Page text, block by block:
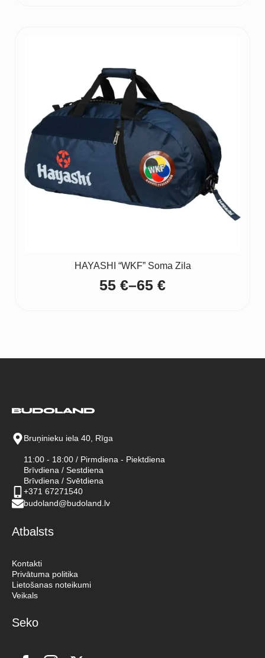
HAYASHI “WKF” Soma Zila
55 €–65 €
Price
65 €
Bruņinieku iela 40, Rīga
11:00 - 18:00 / Pirmdiena - Piektdiena
Brīvdiena / Sestdiena
Brīvdiena / Svētdiena
+371 67271540
budoland@budoland.lv
Atbalsts
Kontakti
Privātuma politika
Lietošanas noteikumi
Veikals
Seko